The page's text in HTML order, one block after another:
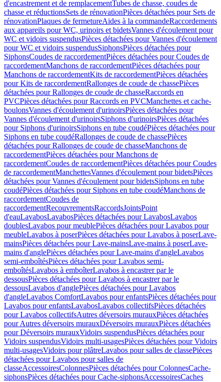
d'encastrement et de remplacementTubes de chasse, coudes de
chasse et réductionsSets de rénovationPièces détachées pour Sets de
rénovationPlaques de fermetureAides à la commandeRaccordements
aux appareils pour WC, urinoirs et bidetsVannes d'écoulement pour
WC et vidoirs suspendusPièces détachées pour Vannes d'écoulement
pour WC et vidoirs suspendusSiphonsPièces détachées pour
SiphonsCoudes de raccordementPièces détachées pour Coudes de
raccordementManchons de raccordementPièces détachées pour
Manchons de raccordementKits de raccordementPièces détachées
pour Kits de raccordementRallonges de coude de chassePièces
détachées pour Rallonges de coude de chasseRaccords en
PVCPièces détachées pour Raccords en PVCManchettes et cache-
boulonsVannes d'écoulement d'urinoirsPièces détachées pour
Vannes d'écoulement d'urinoirsSiphons d'urinoirsPièces détachées
pour Siphons d'urinoirsSiphons en tube coudéPièces détachées pour
Siphons en tube coudéRallonges de coude de chassePièces
détachées pour Rallonges de coude de chasseManchons de
raccordementPièces détachées pour Manchons de
raccordementCoudes de raccordementPièces détachées pour Coudes
de raccordementManchettesVannes d'écoulement pour bidetsPièces
détachées pour Vannes d'écoulement pour bidetsSiphons en tube
coudéPièces détachées pour Siphons en tube coudéManchons de
raccordementCoudes de
raccordementRecouvrementsRaccordsJointsPoint
d'eauLavabosLavabosPièces détachées pour LavabosLavabos
doublesLavabos pour meublePièces détachées pour Lavabos pour
meubleLavabos à poserPièces détachées pour Lavabos à poserLave-
mainsPièces détachées pour Lave-mainsLave-mains à poserLave-
mains d'anglePièces détachées pour Lave-mains d'angleLavabos
semi-emboîtésPièces détachées pour Lavabos semi-
emboîtésLavabos à emboîterLavabos à encastrer par le
dessousPièces détachées pour Lavabos à encastrer par le
dessousLavabos d'anglePièces détachées pour Lavabos
d'angleLavabos ComfortLavabos pour enfantsPièces détachées pour
Lavabos pour enfantsLavabosLavabos collectifsPièces détachées
pour Lavabos collectifsAutres déversoirs murauxPièces détachées
pour Autres déversoirs murauxDéversoirs murauxPièces détachées
pour Déversoirs murauxVidoirs suspendusPièces détachées pour
Vidoirs suspendusVidoirs multi-usagesPièces détachées pour Vidoirs
multi-usagesVidoirs pour plâtreLavabos pour salles de classePièces
détachées pour Lavabos pour salles de
classeAccessoiresColonnesPièces détachées pour ColonnesCache-
siphonsPièces détachées pour Cache-siphonsAccessoiresCaches